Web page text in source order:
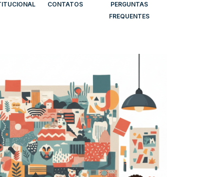
CONTATOS
PERGUNTAS
FREQUENTES